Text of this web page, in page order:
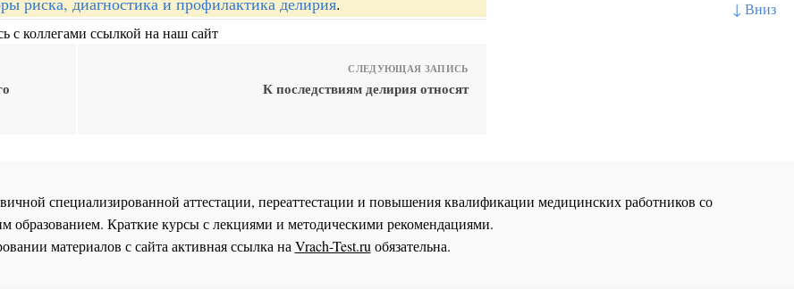
↓ Вниз
с коллегами ссылкой на наш сайт
СЛЕДУЮЩАЯ ЗАПИСЬ
К последствиям делирия относят
специализированной аттестации, переаттестации и повышения квалификации медицинских работников со
образованием. Краткие курсы с лекциями и методическими рекомендациями.
материалов с сайта активная ссылка на Vrach-Test.ru обязательна.